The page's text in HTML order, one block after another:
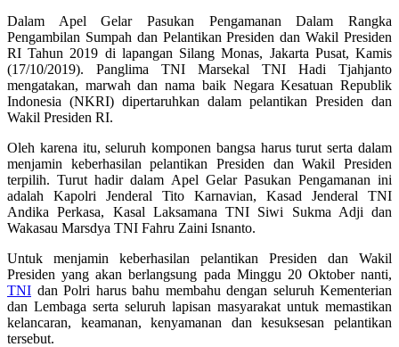
Dalam Apel Gelar Pasukan Pengamanan Dalam Rangka
Pengambilan Sumpah dan Pelantikan Presiden dan Wakil Presiden
RI Tahun 2019 di lapangan Silang Monas, Jakarta Pusat, Kamis
(17/10/2019). Panglima TNI Marsekal TNI Hadi Tjahjanto
mengatakan, marwah dan nama baik Negara Kesatuan Republik
Indonesia (NKRI) dipertaruhkan dalam pelantikan Presiden dan
Wakil Presiden RI.
Oleh karena itu, seluruh komponen bangsa harus turut serta dalam
menjamin keberhasilan pelantikan Presiden dan Wakil Presiden
terpilih. Turut hadir dalam Apel Gelar Pasukan Pengamanan ini
adalah Kapolri Jenderal Tito Karnavian, Kasad Jenderal TNI
Andika Perkasa, Kasal Laksamana TNI Siwi Sukma Adji dan
Wakasau Marsdya TNI Fahru Zaini Isnanto.
Untuk menjamin keberhasilan pelantikan Presiden dan Wakil
Presiden yang akan berlangsung pada Minggu 20 Oktober nanti,
TNI dan Polri harus bahu membahu dengan seluruh Kementerian
dan Lembaga serta seluruh lapisan masyarakat untuk memastikan
kelancaran, keamanan, kenyamanan dan kesuksesan pelantikan
tersebut.